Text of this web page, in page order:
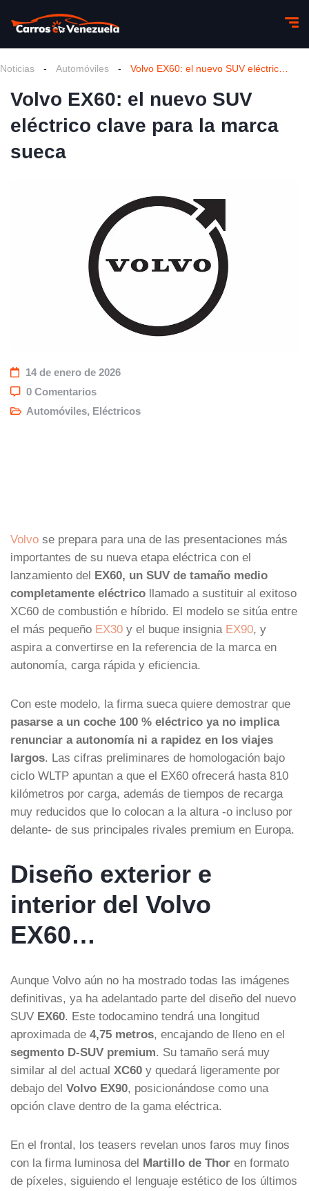
Noticias - Automóviles -
Volvo EX60: el nuevo SUV
eléctrico clave para la marca
sueca
14 de enero de 2026
0 Comentarios
Automóviles, Eléctricos
Volvo se prepara para una de las presentaciones más
importantes de su nueva etapa eléctrica con el
lanzamiento del EX60, un SUV de tamaño medio
completamente eléctrico llamado a sustituir al exitoso
XC60 de combustión e híbrido. El modelo se sitúa entre
el más pequeño EX30 y el buque insignia EX90, y
aspira a convertirse en la referencia de la marca en
autonomía, carga rápida y eficiencia.
Con este modelo, la firma sueca quiere demostrar que
pasarse a un coche 100 % eléctrico ya no implica
renunciar a autonomía ni a rapidez en los viajes
largos. Las cifras preliminares de homologación bajo
ciclo WLTP apuntan a que el EX60 ofrecerá hasta 810
kilómetros por carga, además de tiempos de recarga
muy reducidos que lo colocan a la altura -o incluso por
delante- de sus principales rivales premium en Europa.
Diseño exterior e
interior del Volvo
EX60…
Aunque Volvo aún no ha mostrado todas las imágenes
definitivas, ya ha adelantado parte del diseño del nuevo
SUV EX60. Este todocamino tendrá una longitud
aproximada de 4,75 metros, encajando de lleno en el
segmento D-SUV premium. Su tamaño será muy
similar al del actual XC60 y quedará ligeramente por
debajo del Volvo EX90, posicionándose como una
opción clave dentro de la gama eléctrica.
En el frontal, los teasers revelan unos faros muy finos
con la firma luminosa del Martillo de Thor en formato
de píxeles, siguiendo el lenguaje estético de los últimos